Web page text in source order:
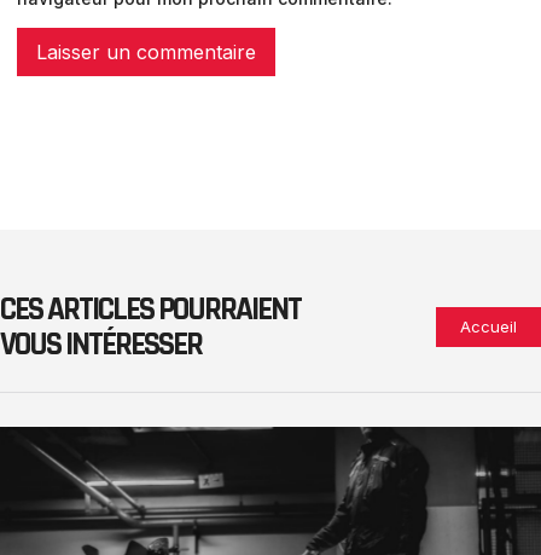
CES ARTICLES POURRAIENT
VOUS INTÉRESSER
Accueil